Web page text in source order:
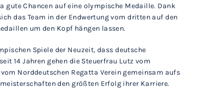
gute Chancen auf eine olympische Medaille. Dank
das Team in der Endwertung vom dritten auf den
um den Kopf hängen lassen.
Spiele der Neuzeit, dass deutsche
14 Jahren gehen die Steuerfrau Lutz vom
Norddeutschen Regatta Verein gemeinsam aufs
den größten Erfolg ihrer Karriere.